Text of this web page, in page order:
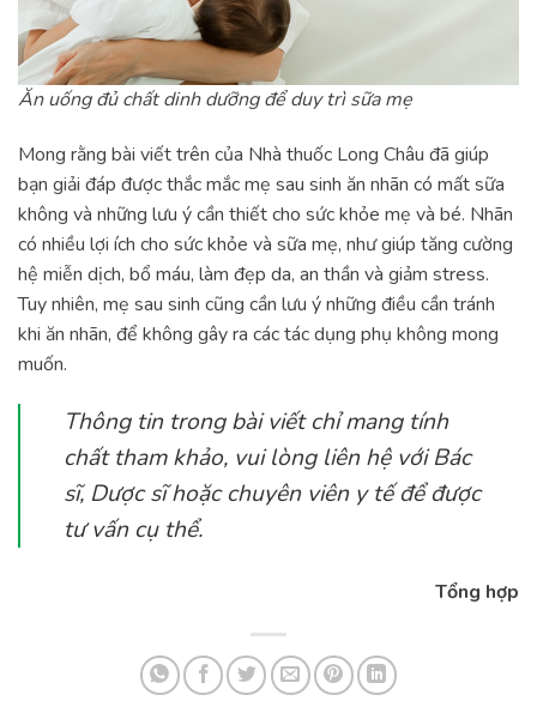
Ăn uống đủ chất dinh dưỡng để duy trì sữa mẹ
Mong rằng bài viết trên của Nhà thuốc Long Châu đã giúp
bạn giải đáp được thắc mắc mẹ sau sinh ăn nhãn có mất sữa
không và những lưu ý cần thiết cho sức khỏe mẹ và bé. Nhãn
có nhiều lợi ích cho sức khỏe và sữa mẹ, như giúp tăng cường
hệ miễn dịch, bổ máu, làm đẹp da, an thần và giảm stress.
Tuy nhiên, mẹ sau sinh cũng cần lưu ý những điều cần tránh
khi ăn nhãn, để không gây ra các tác dụng phụ không mong
muốn.
Thông tin trong bài viết chỉ mang tính
chất tham khảo, vui lòng liên hệ với Bác
sĩ, Dược sĩ hoặc chuyên viên y tế để được
tư vấn cụ thể.
Tổng hợp